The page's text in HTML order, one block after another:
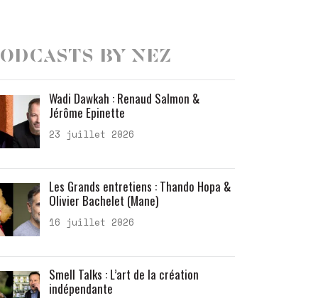
by Nez
Wadi Dawkah : Renaud Salmon &
Jérôme Epinette
23 juillet 2026
Les Grands entretiens : Thando Hopa &
Olivier Bachelet (Mane)
16 juillet 2026
Smell Talks : L’art de la création
indépendante